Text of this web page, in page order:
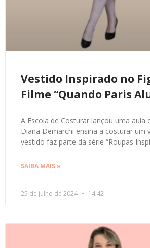
Vestido Inspirado no
Filme “Quando Paris
A Escola de Costurar lançou uma aula
Diana Demarchi ensina a costurar um
vestido faz parte da série “Roupas
SAIBA MAIS »
25 de julho de 2024 14:42